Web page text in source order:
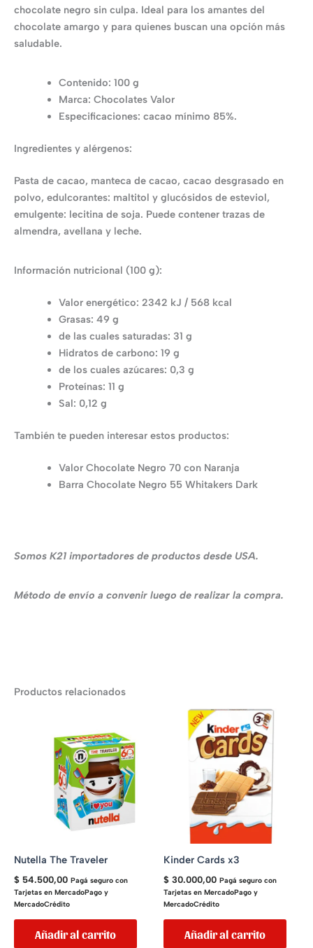
chocolate negro sin culpa. Ideal para los amantes del
chocolate amargo y para quienes buscan una opción más
saludable.
Contenido: 100 g
Marca: Chocolates Valor
Especificaciones: cacao mínimo 85%.
Ingredientes y alérgenos:
Pasta de cacao, manteca de cacao, cacao desgrasado en
polvo, edulcorantes: maltitol y glucósidos de esteviol,
emulgente: lecitina de soja. Puede contener trazas de
almendra, avellana y leche.
Información nutricional (100 g):
Valor energético: 2342 kJ / 568 kcal
Grasas: 49 g
de las cuales saturadas: 31 g
Hidratos de carbono: 19 g
de los cuales azúcares: 0,3 g
Proteínas: 11 g
Sal: 0,12 g
También te pueden interesar estos productos:
Valor Chocolate Negro 70 con Naranja
Barra Chocolate Negro 55 Whitakers Dark
Somos K21 importadores de productos desde USA.
Método de envío a convenir luego de realizar la compra.
Productos relacionados
Nutella The Traveler
$ 54.500,00 Pagá seguro con
Tarjetas en MercadoPago y
MercadoCrédito
Añadir al carrito
Kinder Cards x3
$ 30.000,00 Pagá seguro con
Tarjetas en MercadoPago y
MercadoCrédito
Añadir al carrito